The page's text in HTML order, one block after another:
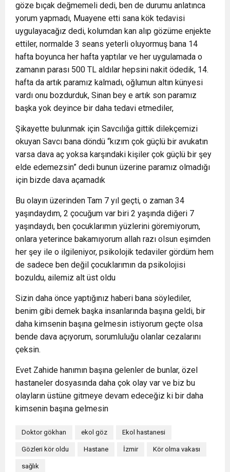
göze bıçak değmemeli dedi, ben de durumu anlatınca
yorum yapmadı, Muayene etti sana kök tedavisi
uygulayacağız dedi, kolumdan kan alıp gözüme enjekte
ettiler, normalde 3 seans yeterli oluyormuş bana 14
hafta boyunca her hafta yaptılar ve her uygulamada o
zamanın parası 500 TL aldılar hepsini nakit ödedik, 14.
hafta da artık paramız kalmadı, oğlumun altın künyesi
vardı onu bozdurduk, Sinan bey e artık son paramız
başka yok deyince bir daha tedavi etmediler,
Şikayette bulunmak için Savcılığa gittik dilekçemizi
okuyan Savcı bana döndü “kızım çok güçlü bir avukatın
varsa dava aç yoksa karşındaki kişiler çok güçlü bir şey
elde edemezsin” dedi bunun üzerine paramız olmadığı
için bizde dava açamadık
Bu olayın üzerinden Tam 7 yıl geçti, o zaman 34
yaşındaydım, 2 çocuğum var biri 2 yaşında diğeri 7
yaşındaydı, ben çocuklarımın yüzlerini göremiyorum,
onlara yeterince bakamıyorum allah razı olsun eşimden
her şey ile o ilgileniyor, psikolojik tedaviler gördüm hem
de sadece ben değil çocuklarımın da psikolojisi
bozuldu, ailemiz alt üst oldu
Sizin daha önce yaptığınız haberi bana söylediler,
benim gibi demek başka insanlarında başına geldi, bir
daha kimsenin başına gelmesin istiyorum geçte olsa
bende dava açıyorum, sorumluluğu olanlar cezalarını
çeksin.
Evet Zahide hanımın başına gelenler de bunlar, özel
hastaneler dosyasında daha çok olay var ve biz bu
olayların üstüne gitmeye devam edeceğiz ki bir daha
kimsenin başına gelmesin
Doktor gökhan ekol göz Ekol hastanesi
Gözleri kör oldu Hastane İzmir Kör olma vakası
sağlık